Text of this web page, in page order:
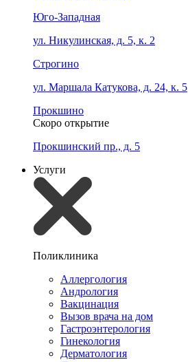
Юго-Западная
ул. Никулинская, д. 5, к. 2
Строгино
ул. Маршала Катукова, д. 24, к. 5
Прокшино
Скоро открытие
Прокшинский пр., д. 5
Услуги
Поликлиника
Аллергология
Андрология
Вакцинация
Вызов врача на дом
Гастроэнтерология
Гинекология
Дерматология